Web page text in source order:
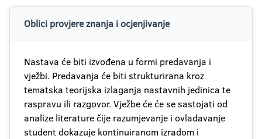
Oblici provjere znanja i ocjenjivanje
Nastava će biti izvođena u formi predavanja i
vježbi. Predavanja će biti strukturirana kroz
tematska teorijska izlaganja nastavnih jedinica te
raspravu ili razgovor. Vježbe će će se sastojati od
analize literature čije razumjevanje i ovladavanje
student dokazuje kontinuiranom izradom i